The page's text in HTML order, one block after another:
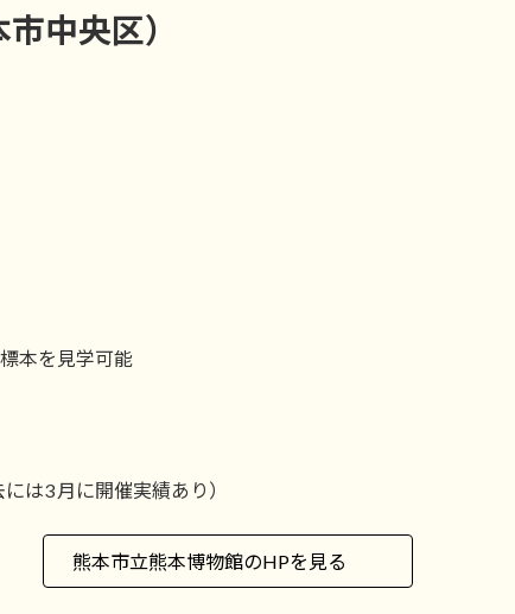
中央区）
本を見学可能
は3 月に開催実績あり）
熊本市立熊本博物館のHPを見る